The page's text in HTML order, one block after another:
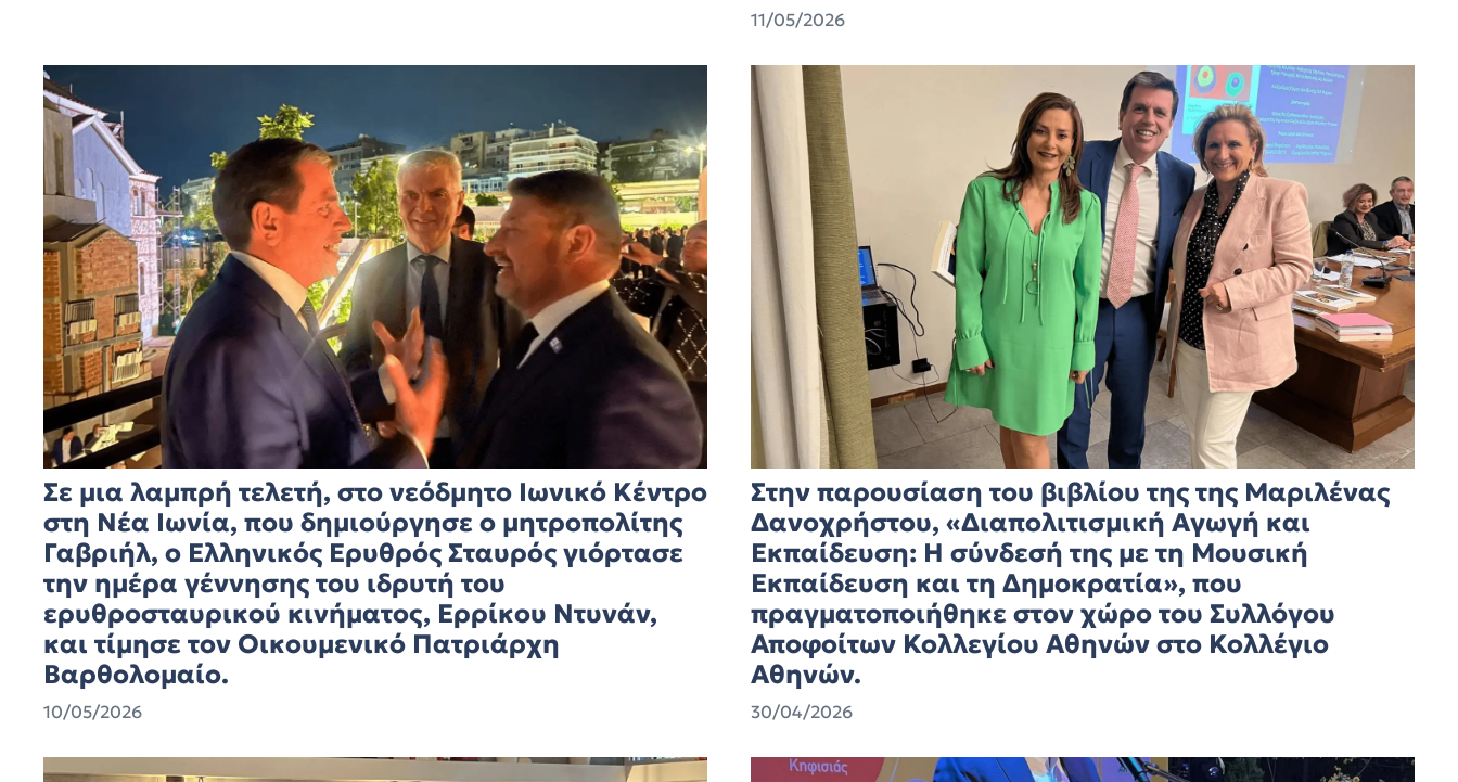
11/05/2026
Σε μια λαμπρή τελετή, στο νεόδμητο Ιωνικό Κέντρο
στη Νέα Ιωνία, που δημιούργησε ο μητροπολίτης
Γαβριήλ, ο Ελληνικός Ερυθρός Σταυρός γιόρτασε
την ημέρα γέννησης του ιδρυτή του
ερυθροσταυρικού κινήματος, Ερρίκου Ντυνάν,
και τίμησε τον Οικουμενικό Πατριάρχη
Βαρθολομαίο.
10/05/2026
Στην παρουσίαση του βιβλίου της της Μαριλένας
Δανοχρήστου, «Διαπολιτισμική Αγωγή και
Εκπαίδευση: Η σύνδεσή της με τη Μουσική
Εκπαίδευση και τη Δημοκρατία», που
πραγματοποιήθηκε στον χώρο του Συλλόγου
Αποφοίτων Κολλεγίου Αθηνών στο Κολλέγιο
Αθηνών.
30/04/2026